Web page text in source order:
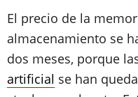
El precio de la
almacenamiento se
dos meses, porque
artificial se han